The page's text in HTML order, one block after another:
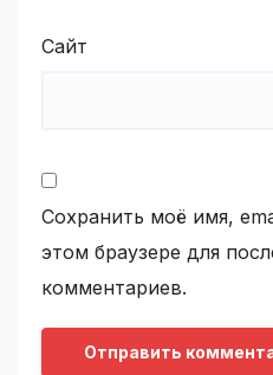
Сайт
Сохранить моё имя,
этом браузере для
комментариев.